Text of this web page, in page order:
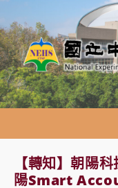
轉
至
主
要
內
【轉知】朝陽
陽Smart